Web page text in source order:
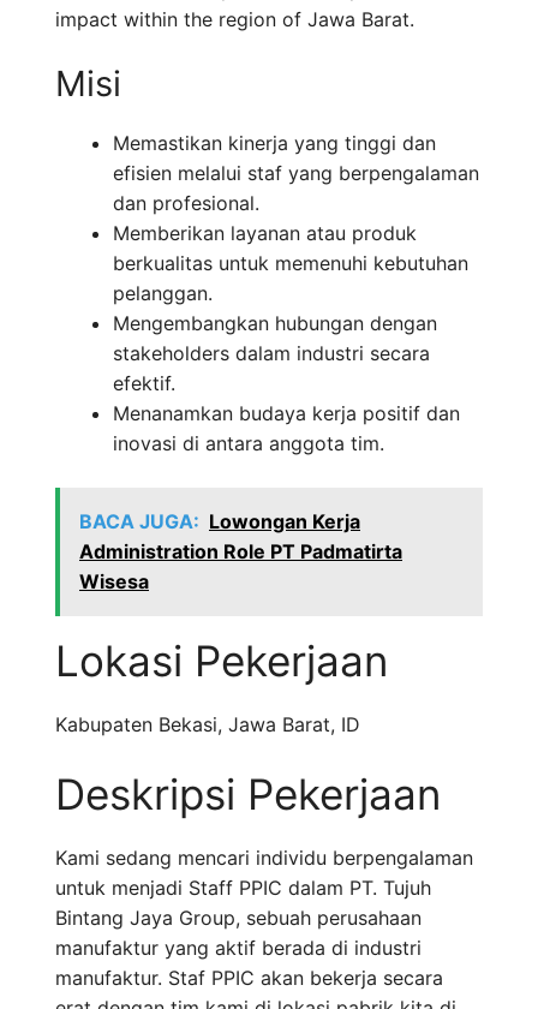
impact within the region of Jawa Barat.
Misi
Memastikan kinerja yang tinggi dan
efisien melalui staf yang berpengalaman
dan profesional.
Memberikan layanan atau produk
berkualitas untuk memenuhi kebutuhan
pelanggan.
Mengembangkan hubungan dengan
stakeholders dalam industri secara
efektif.
Menanamkan budaya kerja positif dan
inovasi di antara anggota tim.
BACA JUGA: Lowongan Kerja
Administration Role PT Padmatirta
Wisesa
Lokasi Pekerjaan
Kabupaten Bekasi, Jawa Barat, ID
Deskripsi Pekerjaan
Kami sedang mencari individu berpengalaman
untuk menjadi Staff PPIC dalam PT. Tujuh
Bintang Jaya Group, sebuah perusahaan
manufaktur yang aktif berada di industri
manufaktur. Staf PPIC akan bekerja secara